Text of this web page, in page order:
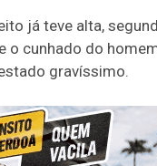
já teve alta,
o cunhado do
gravíssimo.